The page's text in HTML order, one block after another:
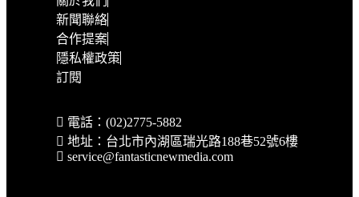
新聞聯絡
合作提案
隱私權政策
訂閱
電話：(02)2775-5882
地址：台北市內湖區瑞光路188巷52號6樓
service@fantasticnewmedia.com